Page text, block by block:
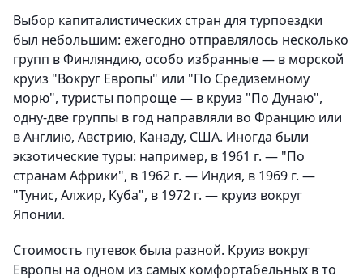
Выбор капиталистических стран для турпоездки
был небольшим: ежегодно отправлялось несколько
групп в Финляндию, особо избранные — в морской
круиз "Вокруг Европы" или "По Средиземному
морю", туристы попроще — в круиз "По Дунаю",
одну-две группы в год направляли во Францию или
в Англию, Австрию, Канаду, США. Иногда были
экзотические туры: например, в 1961 г. — "По
странам Африки", в 1962 г. — Индия, в 1969 г. —
"Тунис, Алжир, Куба", в 1972 г. — круиз вокруг
Японии.
Стоимость путевок была разной. Круиз вокруг
Европы на одном из самых комфортабельных в то